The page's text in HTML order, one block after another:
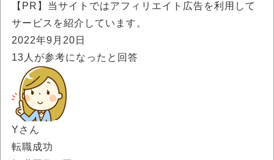
【PR】当サイトではアフィリエイト広告を利用して
サービスを紹介しています。
2022年9月20日
13 人が参考になったと回答
Yさん
転職成功